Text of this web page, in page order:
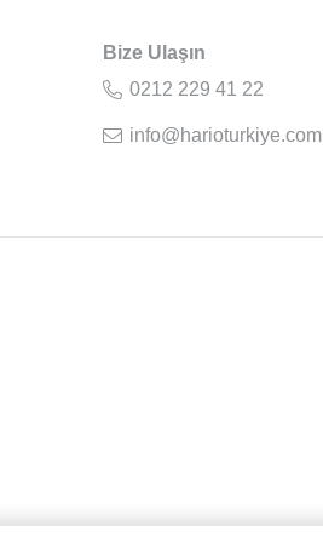
Bize Ulaşın
0212 229 41 22
info@harioturkiye.com